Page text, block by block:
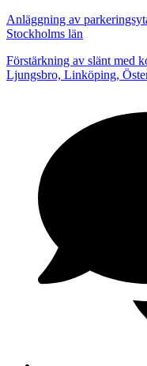
Anläggning av
Stockholms län
Förstärkning av slänt med
Ljungsbro, Linköping,